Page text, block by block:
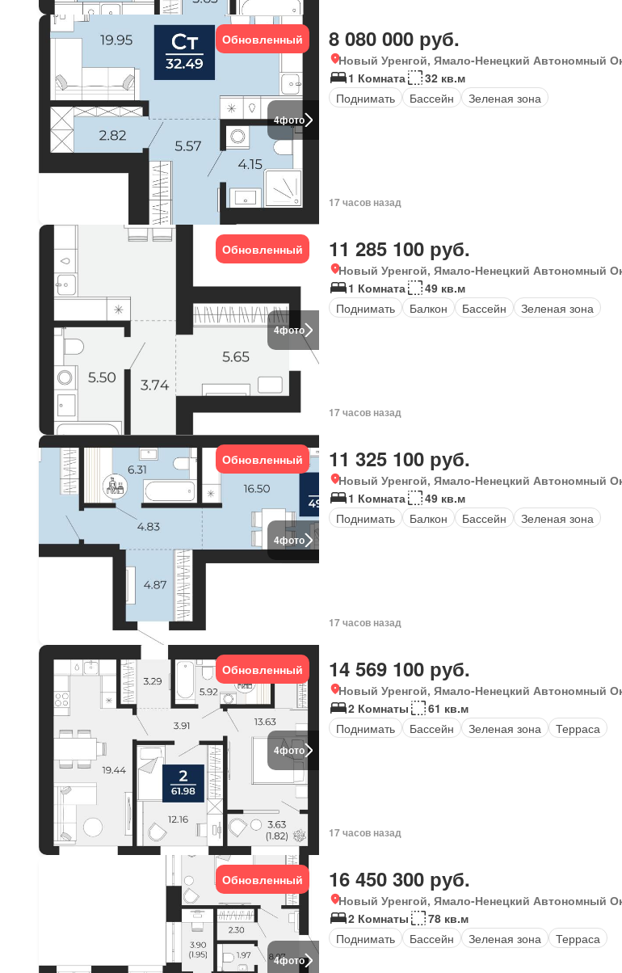
4фото
Обновленный 8 080 000 руб.
Новый Уренгой, Ямало-Ненецкий Автономный
1 Комната
32 кв.м
Поднимать
Бассейн Зеленая зона
17 часов назад
4фото
Обновленный 11 285 100 руб.
Новый Уренгой, Ямало-Ненецкий Автономный
1 Комната
49 кв.м
Поднимать
Балкон Бассейн Зеленая зона
17 часов назад
4фото
Обновленный 11 325 100 руб.
Новый Уренгой, Ямало-Ненецкий Автономный
1 Комната
49 кв.м
Поднимать
Балкон Бассейн Зеленая зона
17 часов назад
4фото
Обновленный 14 569 100 руб.
Новый Уренгой, Ямало-Ненецкий Автономный
2 Комнаты
61 кв.м
Поднимать
Бассейн Зеленая зона Терраса
17 часов назад
4фото
Обновленный 16 450 300 руб.
Новый Уренгой, Ямало-Ненецкий Автономный
2 Комнаты
78 кв.м
Поднимать
Бассейн Зеленая зона Терраса